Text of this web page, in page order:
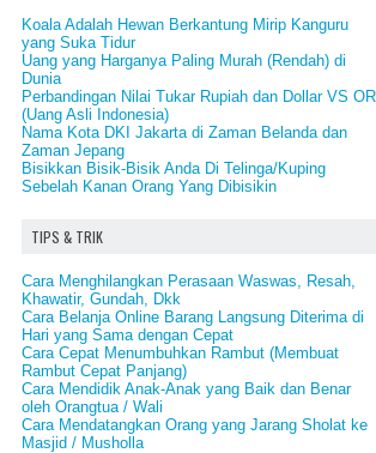
Koala Adalah Hewan Berkantung Mirip Kanguru
yang Suka Tidur
Uang yang Harganya Paling Murah (Rendah) di
Dunia
Perbandingan Nilai Tukar Rupiah dan Dollar VS ORI
(Uang Asli Indonesia)
Nama Kota DKI Jakarta di Zaman Belanda dan
Zaman Jepang
Bisikkan Bisik-Bisik Anda Di Telinga/Kuping
Sebelah Kanan Orang Yang Dibisikin
TIPS & TRIK
Cara Menghilangkan Perasaan Waswas, Resah,
Khawatir, Gundah, Dkk
Cara Belanja Online Barang Langsung Diterima di
Hari yang Sama dengan Cepat
Cara Cepat Menumbuhkan Rambut (Membuat
Rambut Cepat Panjang)
Cara Mendidik Anak-Anak yang Baik dan Benar
oleh Orangtua / Wali
Cara Mendatangkan Orang yang Jarang Sholat ke
Masjid / Musholla